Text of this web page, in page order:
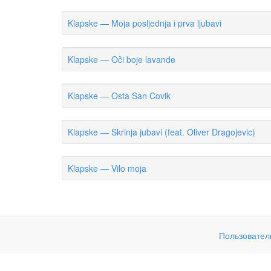
Klapske — Moja posljednja i prva ljubavi
Klapske — Oči boje lavande
Klapske — Osta San Covik
Klapske — Skrinja jubavi (feat. Oliver Dragojevic)
Klapske — Vilo moja